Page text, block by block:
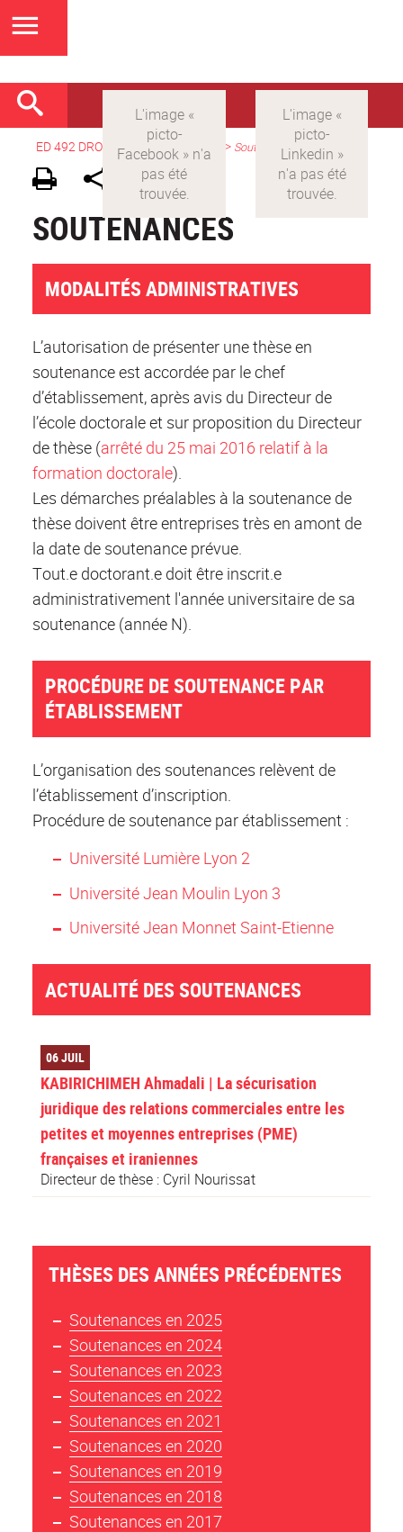
ED 492 DROIT > Version française > Soutenances
SOUTENANCES
MODALITÉS ADMINISTRATIVES
L’autorisation de présenter une thèse en
soutenance est accordée par le chef
d’établissement, après avis du Directeur de
l’école doctorale et sur proposition du Directeur
de thèse (arrêté du 25 mai 2016 relatif à la
formation doctorale).
Les démarches préalables à la soutenance de
thèse doivent être entreprises très en amont de
la date de soutenance prévue.
Tout.e doctorant.e doit être inscrit.e
administrativement l'année universitaire de sa
soutenance (année N).
PROCÉDURE DE SOUTENANCE PAR
ÉTABLISSEMENT
L’organisation des soutenances relèvent de
l’établissement d’inscription.
Procédure de soutenance par établissement :
Université Lumière Lyon 2
Université Jean Moulin Lyon 3
Université Jean Monnet Saint-Etienne
ACTUALITÉ DES SOUTENANCES
06 JUIL
KABIRICHIMEH Ahmadali | La sécurisation
juridique des relations commerciales entre les
petites et moyennes entreprises (PME)
françaises et iraniennes
Directeur de thèse : Cyril Nourissat
THÈSES DES ANNÉES PRÉCÉDENTES
Soutenances en 2025
Soutenances en 2024
Soutenances en 2023
Soutenances en 2022
Soutenances en 2021
Soutenances en 2020
Soutenances en 2019
Soutenances en 2018
Soutenances en 2017